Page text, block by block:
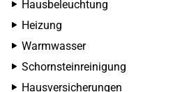
Hausbeleuchtung
Heizung
Warmwasser
Schornsteinreinigung
Hausversicherungen